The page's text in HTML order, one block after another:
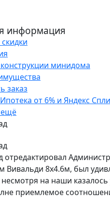
информация
минидома
заказ
от 6% и Яндекс
ещё
отредактировал
Вивальди 8х4.6м, был
на наши
приемлемое